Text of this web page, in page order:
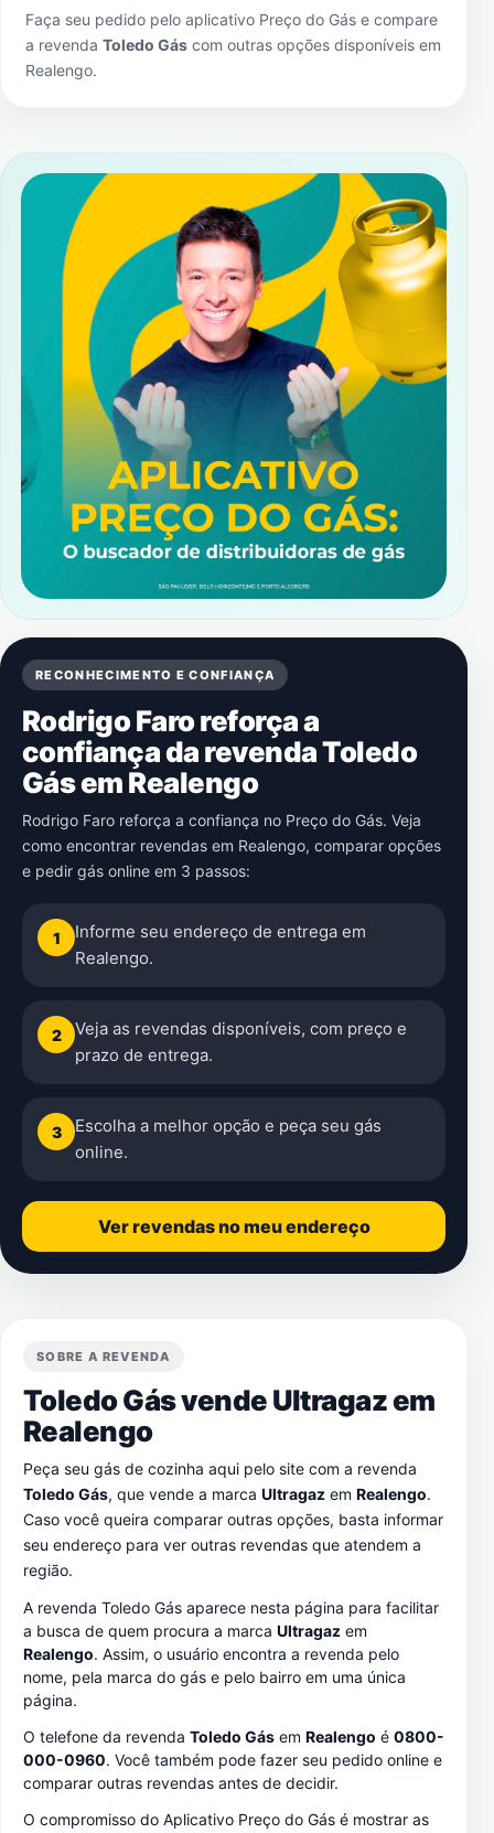
Faça seu pedido pelo aplicativo Preço do Gás e compare
a revenda Toledo Gás com outras opções disponíveis em
Realengo.
RECONHECIMENTO E CONFIANÇA
Rodrigo Faro reforça a
confiança da revenda Toledo
Gás em Realengo
Rodrigo Faro reforça a confiança no Preço do Gás. Veja
como encontrar revendas em Realengo, comparar opções
e pedir gás online em 3 passos:
1
Informe seu endereço de entrega em
Realengo.
2
Veja as revendas disponíveis, com preço e
prazo de entrega.
3
Escolha a melhor opção e peça seu gás
online.
Ver revendas no meu endereço
SOBRE A REVENDA
Toledo Gás vende Ultragaz em
Realengo
Peça seu gás de cozinha aqui pelo site com a revenda
Toledo Gás, que vende a marca Ultragaz em Realengo.
Caso você queira comparar outras opções, basta informar
seu endereço para ver outras revendas que atendem a
região.
A revenda Toledo Gás aparece nesta página para facilitar
a busca de quem procura a marca Ultragaz em
Realengo. Assim, o usuário encontra a revenda pelo
nome, pela marca do gás e pelo bairro em uma única
página.
O telefone da revenda Toledo Gás em Realengo é 0800-
000-0960. Você também pode fazer seu pedido online e
comparar outras revendas antes de decidir.
O compromisso do Aplicativo Preço do Gás é mostrar as